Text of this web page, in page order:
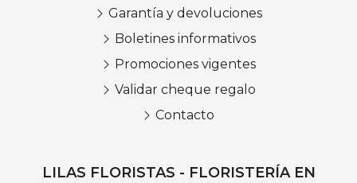
LILAS FLORISTAS - FLORISTERÍA EN
Garantía y devoluciones
Boletines informativos
Promociones vigentes
Validar cheque regalo
Contacto